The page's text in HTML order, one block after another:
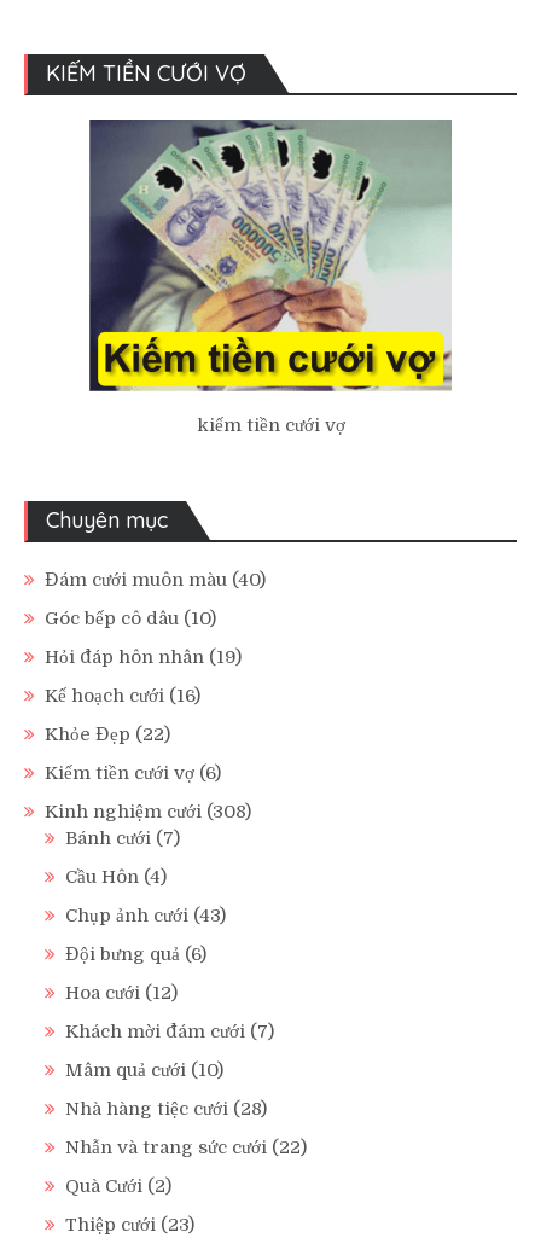
KIẾM TIỀN CƯỚI VỢ
kiếm tiền cưới vợ
Chuyên mục
Đám cưới muôn màu (40)
Góc bếp cô dâu (10)
Hỏi đáp hôn nhân (19)
Kế hoạch cưới (16)
Khỏe Đẹp (22)
Kiếm tiền cưới vợ (6)
Kinh nghiệm cưới (308)
Bánh cưới (7)
Cầu Hôn (4)
Chụp ảnh cưới (43)
Đội bưng quả (6)
Hoa cưới (12)
Khách mời đám cưới (7)
Mâm quả cưới (10)
Nhà hàng tiệc cưới (28)
Nhẫn và trang sức cưới (22)
Quà Cưới (2)
Thiệp cưới (23)